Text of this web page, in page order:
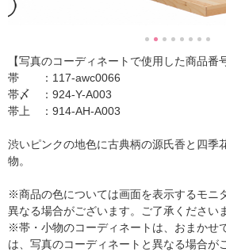
【写真のコーディネートで使用した商品番
帯 ：117-awc0066
帯〆 ：924-Y-A003
帯上 ：914-AH-A003
渋いピンクの地色に古典柄の源氏香と四季
物。
※商品の色については画面を表示するモニ
異なる場合がございます。ご了承ください
※帯・小物のコーディネートは、おまかせ
は、写真のコーディネートと異なる場合が